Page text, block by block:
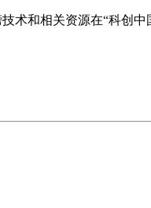
术和相关资源在“科创